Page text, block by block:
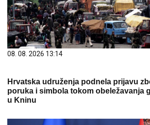
08. 08. 2026 13:14
Hrvatska udruženja podnela prijavu
poruka i simbola tokom obeležavanja
u Kninu